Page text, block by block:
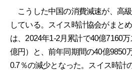
こうした中国の消費減速が、高
している。スイス時計協会がまと
は、2024年1-2月累計で40億7160
億円）と、前年同期間の40億9850
0.7％の減少となった。スイス時計